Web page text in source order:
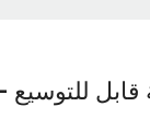
قابل